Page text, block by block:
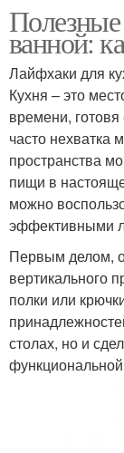
ванной:
Лайфхаки для
Кухня – это
времени,
часто нехватка
пространства
пищи в
можно
эффективными
Первым делом,
вертикального
полки или
столах, но и